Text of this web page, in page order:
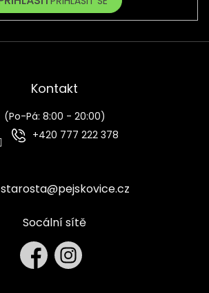
Kontakt
(Po-Pá: 8:00 - 20:00)
+420 777 222 378
starosta@pejskovice.cz
Socální sítě